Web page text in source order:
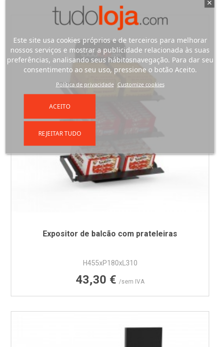
Expositor de balcão com prateleiras
H455xP180xL310
Preço
43,30 € /sem IVA
Este site usa cookies próprios e de terceiros para melhorar
nossos serviços e mostrar a publicidade relacionada às suas
preferências, analisando seus hábitosnavegação. Para dar seu
consentimento ao seu uso, pressione o botão Aceito.
Política de privacidade Customize cookies
REJEITAR TUDO
ACEITO